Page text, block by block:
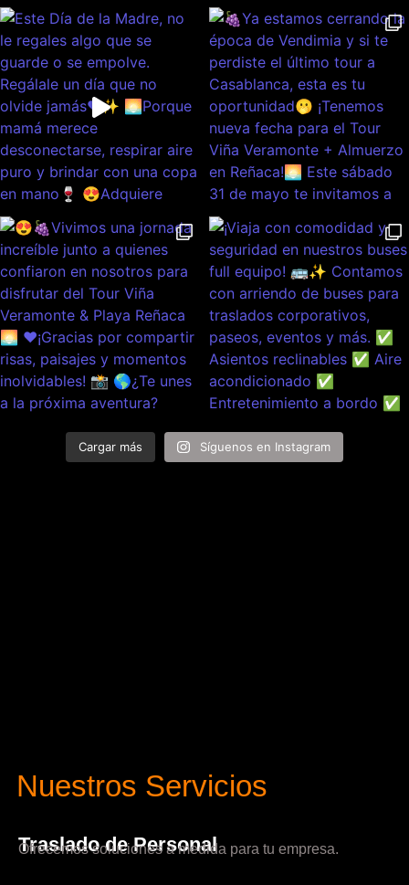
Cargar más Síguenos en Instagram
Nuestros Servicios
Traslado de Personal
Ofrecemos soluciones a medida para tu empresa.